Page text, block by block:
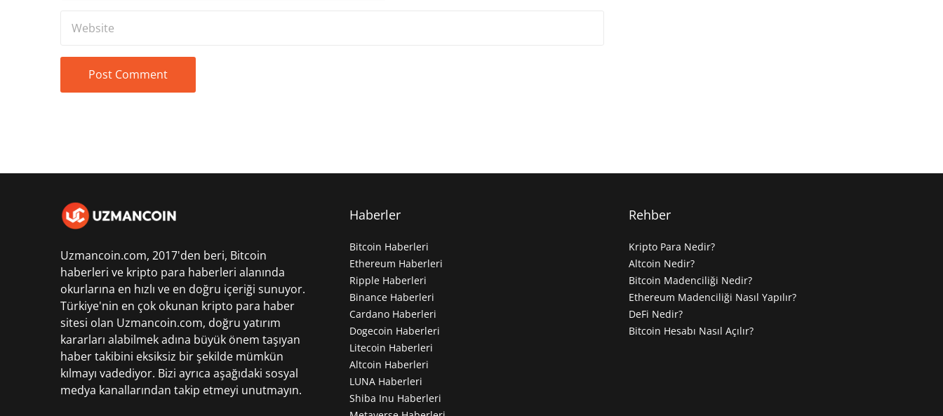
Uzmancoin.com, 2017'den beri, Bitcoin
haberleri ve kripto para haberleri alanında
okurlarına en hızlı ve en doğru içeriği sunuyor.
Türkiye'nin en çok okunan kripto para haber
sitesi olan Uzmancoin.com, doğru yatırım
kararları alabilmek adına büyük önem taşıyan
haber takibini eksiksiz bir şekilde mümkün
kılmayı vadediyor. Bizi ayrıca aşağıdaki sosyal
medya kanallarından takip etmeyi unutmayın.
Haberler
Bitcoin Haberleri
Ethereum Haberleri
Ripple Haberleri
Binance Haberleri
Cardano Haberleri
Dogecoin Haberleri
Litecoin Haberleri
Altcoin Haberleri
LUNA Haberleri
Shiba Inu Haberleri
Rehber
Kripto Para Nedir?
Altcoin Nedir?
Bitcoin Madenciliği Nedir?
Ethereum Madenciliği Nasıl Yapılır?
DeFi Nedir?
Bitcoin Hesabı Nasıl Açılır?